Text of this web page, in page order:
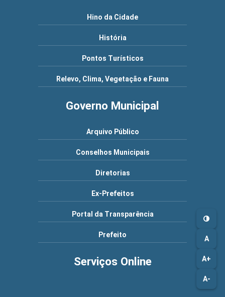
A
A+
A-
Hino da Cidade
História
Pontos Turísticos
Relevo, Clima, Vegetação e Fauna
Governo Municipal
Arquivo Público
Conselhos Municipais
Diretorias
Ex-Prefeitos
Portal da Transparência
Prefeito
Serviços Online